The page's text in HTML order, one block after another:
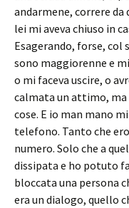
andarmene, correre da
lei mi aveva chiuso in
Esagerando, forse, col
sono maggiorenne e
o mi faceva uscire, o
calmata un attimo, ma
cose. E io man mano
telefono. Tanto che
numero. Solo che a
dissipata e ho potuto
bloccata una persona
era un dialogo, quello